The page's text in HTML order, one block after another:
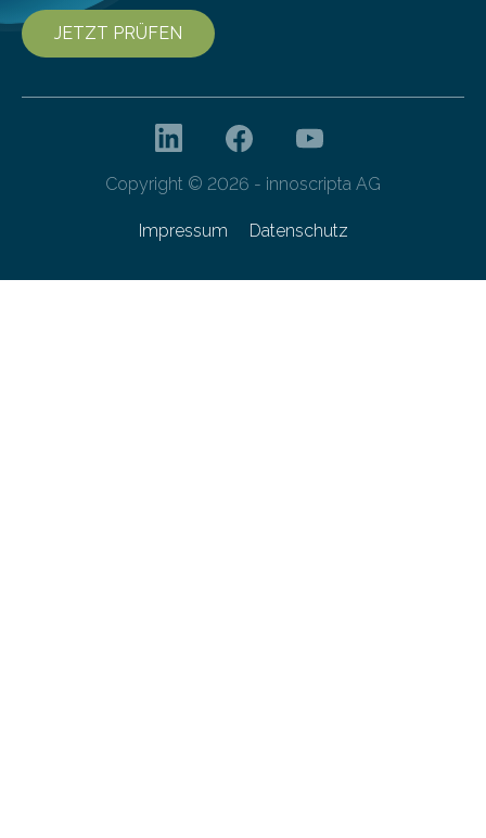
JETZT PRÜFEN
Copyright © 2026 - innoscripta AG
Impressum Datenschutz